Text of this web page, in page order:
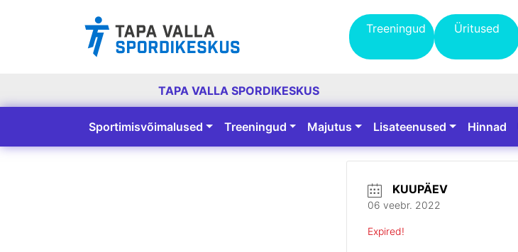
Treeningud Üritused
TAPA VALLA SPORDIKESKUS
Peamine navigatsioon
Sportimisvõimalused Treeningud Majutus Lisateenused Hinnad
KUUPÄEV
06 veebr. 2022
Expired!